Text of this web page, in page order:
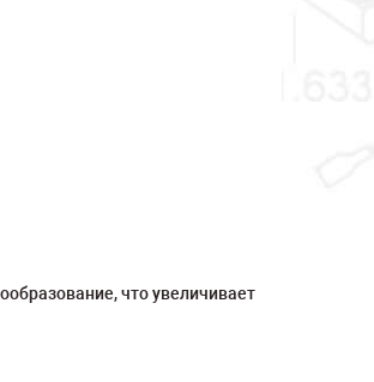
что увеличивает